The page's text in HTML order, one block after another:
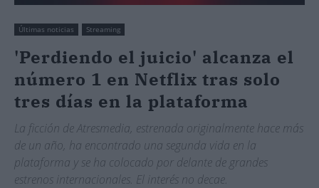
Últimas noticias Streaming
'Perdiendo el juicio' alcanza el
número 1 en Netflix tras solo
tres días en la plataforma
La ficción de Atresmedia, estrenada originalmente hace más
de un año, ha encontrado una segunda vida en la
plataforma y se ha colocado por delante de grandes
estrenos internacionales. El interés no decae.